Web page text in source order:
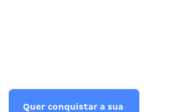
Quer conquistar a sua